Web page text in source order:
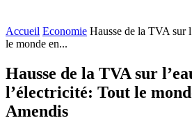
Accueil Economie Hausse de la TVA sur
le monde en...
Hausse de la TVA sur
l’électricité: Tout le
Amendis